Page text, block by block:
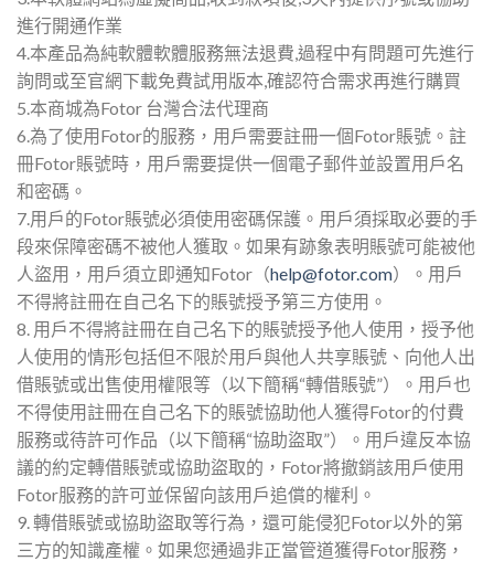
進行開通作業
4.本產品為純軟體軟體服務無法退費,過程中有問題可先進行
詢問或至官網下載免費試用版本,確認符合需求再進行購買
5.本商城為Fotor 台灣合法代理商
6.為了使用Fotor的服務，用戶需要註冊一個Fotor賬號。註
冊Fotor賬號時，用戶需要提供一個電子郵件並設置用戶名
和密碼。
7.用戶的Fotor賬號必須使用密碼保護。用戶須採取必要的手
段來保障密碼不被他人獲取。如果有跡象表明賬號可能被他
人盜用，用戶須立即通知Fotor（help@fotor.com）。用戶
不得將註冊在自己名下的賬號授予第三方使用。
8. 用戶不得將註冊在自己名下的賬號授予他人使用，授予他
人使用的情形包括但不限於用戶與他人共享賬號、向他人出
借賬號或出售使用權限等（以下簡稱“轉借賬號”）。用戶也
不得使用註冊在自己名下的賬號協助他人獲得Fotor的付費
服務或待許可作品（以下簡稱“協助盜取”）。用戶違反本協
議的約定轉借賬號或協助盜取的，Fotor將撤銷該用戶使用
Fotor服務的許可並保留向該用戶追償的權利。
9. 轉借賬號或協助盜取等行為，還可能侵犯Fotor以外的第
三方的知識產權。如果您通過非正當管道獲得Fotor服務，